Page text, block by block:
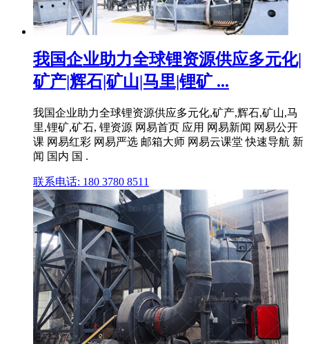
我国企业助力全球锂资源供应多元化|
矿产|辉石|矿山|马里|锂矿 ...
我国企业助力全球锂资源供应多元化,矿产,辉石,矿山,马
里,锂矿,矿石, 锂资源 网易首页 应用 网易新闻 网易公开
课 网易红彩 网易严选 邮箱大师 网易云课堂 快速导航 新
闻 国内 国 .
联系电话: 180 3780 8511